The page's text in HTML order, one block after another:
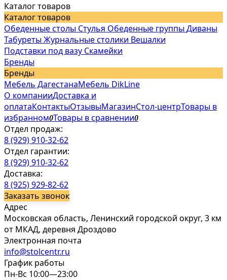
Каталог товаров
Каталог товаров
Обеденные столы Стулья Обеденные группыДиваны
ТабуретыЖурнальные столики Вешалки
Подставки под вазу Скамейки
Бренды
Бренды
Мебель ДагестанаМебель DikLine
О компанииДоставка и
оплатаКонтактыОтзывыМагазинСтол-центрТовары в
избранном0Товары в сравнении0
Отдел продаж:
8 (929) 910-32-62
Отдел гарантии:
8 (929) 910-32-62
Доставка:
8 (925) 929-82-62
Заказать звонок
Адрес
Московская область, Ленинский городской округ, 3 км
от МКАД, деревня Дроздово
Электронная почта
info@stolcentr.ru
График работы
Пн-Вс 10:00—23:00